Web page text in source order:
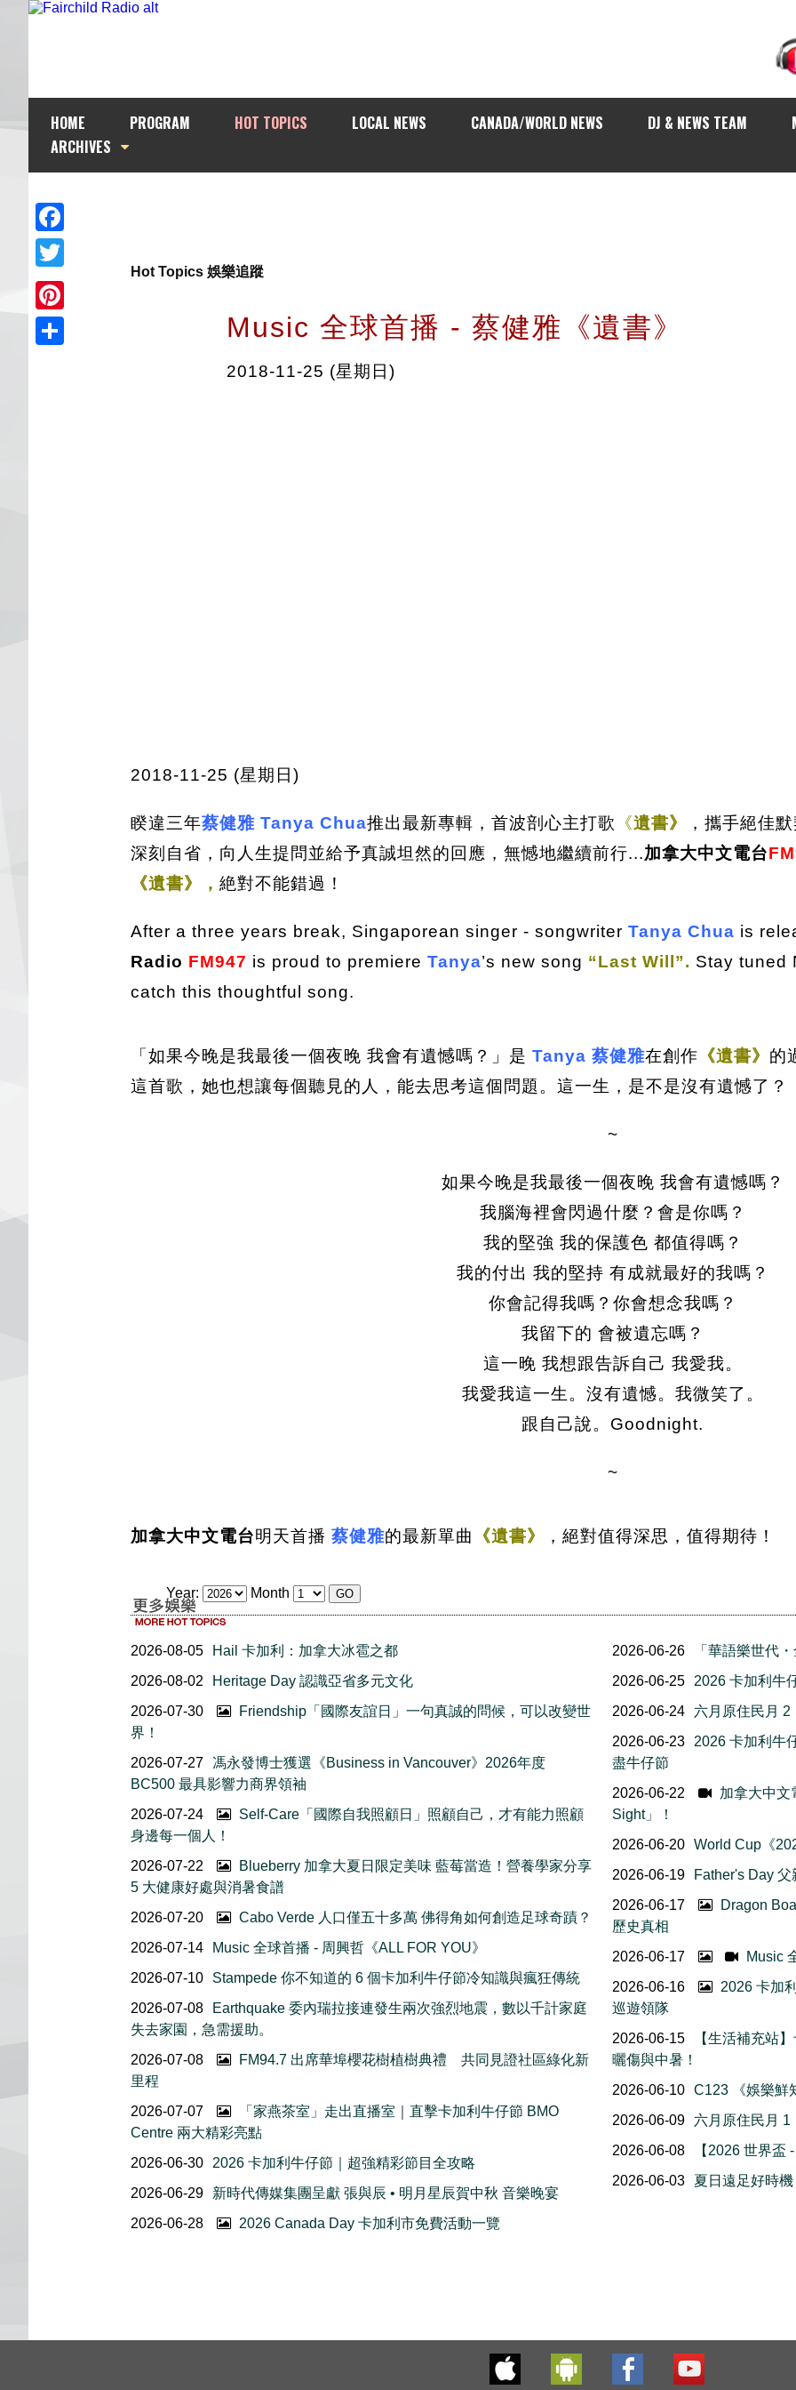
HOME PROGRAM HOT TOPICS LOCAL NEWS CANADA/WORLD NEWS DJ & NEWS TEAM
ARCHIVES
Facebook
Twitter
Pinterest
Hot Topics 娛樂追蹤
Music 全球首播 - 蔡健雅《遺書》
2018-11-25 (星期日)
2018-11-25 (星期日)
睽違三年蔡健雅 Tanya Chua推出最新專輯，首波剖心主打歌 《遺書》
，攜手絕佳
深刻自省，向人生提問並給予真誠坦然的回應，無憾地繼續前行...加拿大中文電台
《遺書》， 絶對不能錯過！
After a three years break, Singaporean singer - songwriter Tanya Chua is
Radio FM947 is proud to premiere Tanya’s new song “Last Will”. Stay tuned
catch this thoughtful song.
「如果今晚是我最後一個夜晚 我會有遺憾嗎？」是 Tanya 蔡健雅在創作 《遺書》 的
這首歌，她也想讓每個聽見的人，能去思考這個問題。這一生，是不是沒有遺憾了？
~
如果今晚是我最後一個夜晚 我會有遺憾嗎？
我腦海裡會閃過什麼？會是你嗎？
我的堅強 我的保護色 都值得嗎？
我的付出 我的堅持 有成就最好的我嗎？
你會記得我嗎？你會想念我嗎？
我留下的 會被遺忘嗎？
這一晚 我想跟告訴自己 我愛我。
我愛我這一生。沒有遺憾。我微笑了。
跟自己說。Goodnight.
~
加拿大中文電台明天首播 蔡健雅的最新單曲 《遺書》 ，絕對值得深思，值得期待！
Year: Month
2026-08-05
Hail 卡加利：加拿大冰雹之都
2026-08-02
Heritage Day 認識亞省多元文化
2026-07-30
Friendship「國際友誼日」一句真誠的問候，可以改變世
界！
2026-07-27
馮永發博士獲選《Business in Vancouver》2026年度
BC500 最具影響力商界領袖
2026-07-24
Self-Care「國際自我照顧日」照顧自己，才有能力照顧
身邊每一個人！
2026-07-22
Blueberry 加拿大夏日限定美味 藍莓當造！營養學家分享
5 大健康好處與消暑食譜
2026-07-20
Cabo Verde 人口僅五十多萬 佛得角如何創造足球奇蹟？
2026-07-14
Music 全球首播 - 周興哲《ALL FOR YOU》
2026-07-10
Stampede 你不知道的 6 個卡加利牛仔節冷知識與瘋狂傳統
2026-07-08
Earthquake 委內瑞拉接連發生兩次強烈地震，數以千計家庭
失去家園，急需援助。
2026-07-08
FM94.7 出席華埠櫻花樹植樹典禮 共同見證社區綠化新
里程
2026-07-07
「家燕茶室」走出直播室｜直擊卡加利牛仔節 BMO
Centre 兩大精彩亮點
2026-06-30
2026 卡加利牛仔節｜超強精彩節目全攻略
2026-06-29
新時代傳媒集團呈獻 張與辰 • 明月星辰賀中秋 音樂晚宴
2026-06-28
2026 Canada Day 卡加利市免費活動一覽
2026-06-26
「華語樂世代
2026-06-25
2026 卡加利牛
2026-06-24
六月原住民月
2026-06-23
2026 卡加利牛
盡牛仔節
2026-06-22
加拿大中文
Sight」！
2026-06-20
World Cup《
2026-06-19
Father's Day
2026-06-17
Dragon
歷史真相
2026-06-17
Music
2026-06-16
2026 卡加
巡遊領隊
2026-06-15
【生活補充站
曬傷與中暑！
2026-06-10
C123 《娛樂鮮
2026-06-09
六月原住民月
2026-06-08
【2026 世界盃
2026-06-03
夏日遠足好時